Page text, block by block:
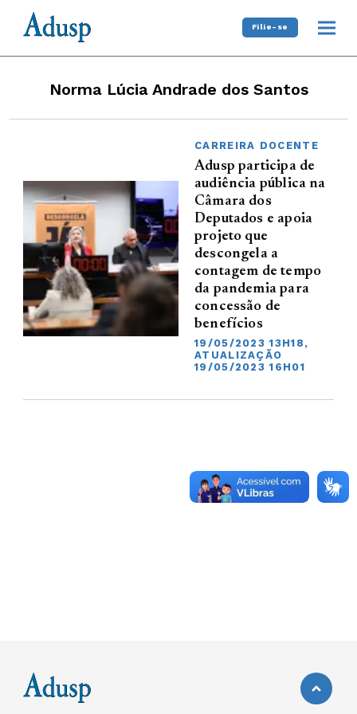
Filie-se
Norma Lúcia Andrade dos Santos
CARREIRA DOCENTE
Adusp participa de
audiência pública na
Câmara dos
Deputados e apoia
projeto que
descongela a
contagem de tempo
da pandemia para
concessão de
benefícios
19/05/2023 13H18,
ATUALIZAÇÃO
19/05/2023 16H01